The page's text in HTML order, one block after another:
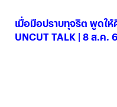
เมื่อมือปราบทุจริต พูดให้
UNCUT TALK | 8 ส.ค.